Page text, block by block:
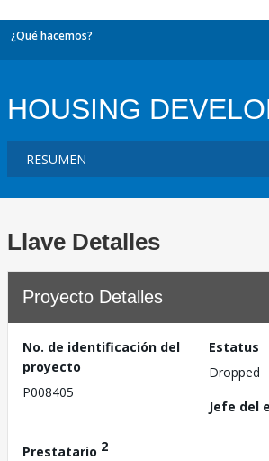
¿Qué hacemos?
HOUSING
Llave Detalles
Proyecto Detalles
No. de identificación del
proyecto
P008405
Estatus
Dropped
Jefe del
Prestatario 2